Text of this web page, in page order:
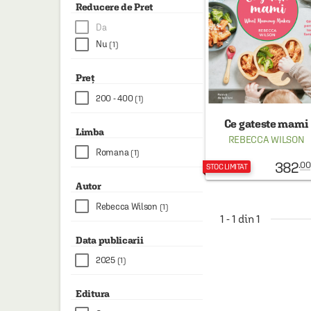
HAINE SI ACCESORII
BOARD GAMES
PLAYGROUND
COSMETICE
DISNEY
CURSURI LIMBI STRAINE
PROMOȚII ȘI SELECȚII
Reducere de Pret
Da
Nu (1)
Preț
200 - 400 (1)
Limba
Romana (1)
Autor
Rebecca Wilson (1)
Data publicarii
2025 (1)
Editura
Ce gateste mami
REBECCA WILSON
STOC LIMITAT 382.00
1 - 1 din 1